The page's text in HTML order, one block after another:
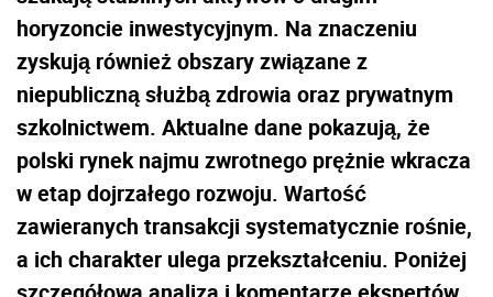
horyzoncie inwestycyjnym. Na znaczeniu
zyskują również obszary związane z
niepubliczną służbą zdrowia oraz prywatnym
szkolnictwem. Aktualne dane pokazują, że
polski rynek najmu zwrotnego prężnie wkracza
w etap dojrzałego rozwoju. Wartość
zawieranych transakcji systematycznie rośnie,
a ich charakter ulega przekształceniu. Poniżej